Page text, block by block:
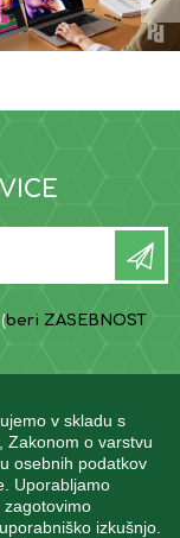
v skladu s
Zakonom o varstvu
osebnih podatkov
Uporabljamo
zagotovimo
izkušnjo.
beri ZASEBNOST